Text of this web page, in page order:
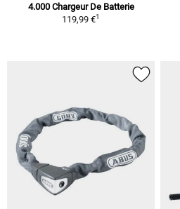
4.000 Chargeur De Batterie
119,99 €1